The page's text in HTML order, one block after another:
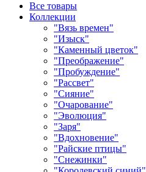
Все товары
Коллекции
"Вязь времен"
"Изыск"
"Каменный цветок"
"Преображение"
"Пробуждение"
"Рассвет"
"Сияние"
"Очарование"
"Эволюция"
"Заря"
"Вдохновение"
"Райские птицы"
"Снежинки"